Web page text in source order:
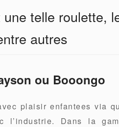
telle roulette,
autres
ou Booongo
plaisir enfantees via
l’industrie. Dans la